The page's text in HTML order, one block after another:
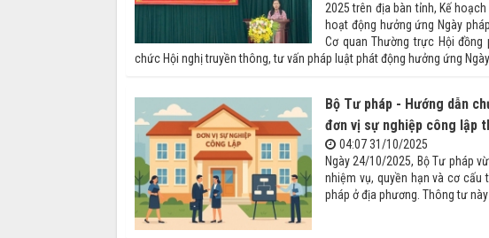
2025 trên địa bàn tỉnh, Kế
hoạt động hưởng ứng Ngày
Cơ quan Thường trực Hội đồng
chức Hội nghị truyền thông, tư vấn pháp luật phát động hưởng ứng
Bộ Tư pháp - Hướng dẫn
đơn vị sự nghiệp công lập
04:07 31/10/2025
Ngày 24/10/2025, Bộ Tư pháp
nhiệm vụ, quyền hạn và cơ
pháp ở địa phương. Thông tư